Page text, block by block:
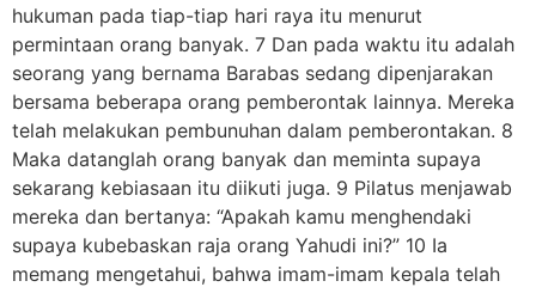
hukuman pada tiap-tiap hari raya itu menurut
permintaan orang banyak. 7 Dan pada waktu itu adalah
seorang yang bernama Barabas sedang dipenjarakan
bersama beberapa orang pemberontak lainnya. Mereka
telah melakukan pembunuhan dalam pemberontakan. 8
Maka datanglah orang banyak dan meminta supaya
sekarang kebiasaan itu diikuti juga. 9 Pilatus menjawab
mereka dan bertanya: “Apakah kamu menghendaki
supaya kubebaskan raja orang Yahudi ini?” 10 Ia
memang mengetahui, bahwa imam-imam kepala telah